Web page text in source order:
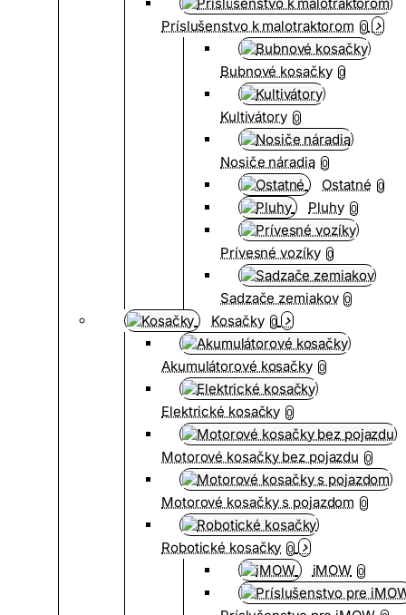
Príslušenstvo k malotraktorom 0
Bubnové kosačky 0
Kultivátory 0
Nosiče náradia 0
Ostatné 0
Pluhy 0
Prívesné vozíky 0
Sadzače zemiakov 0
Kosačky 0
Akumulátorové kosačky 0
Elektrické kosačky 0
Motorové kosačky bez pojazdu 0
Motorové kosačky s pojazdom 0
Robotické kosačky 0
iMOW 0